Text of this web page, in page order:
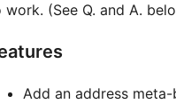
work. (See Q. and A.
Add an address